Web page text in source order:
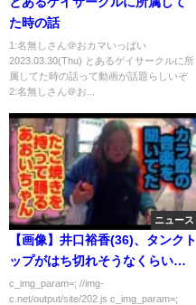
た時の話
1:名無しさん＠おカマいっぱい
2023.03.30(Thu) とあるゲイサークルに所
属してた時の話って動画が話題らしいぞ
2:名無しさん＠お...
ニュース
【画像】井口裕香(36)、タンクト
ップがはち切れそうなくらいデ
カイ
c_img_param=; //img-
c.net/output/site/202.js c_img_param=;